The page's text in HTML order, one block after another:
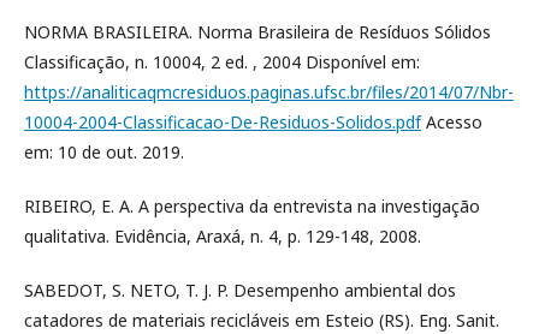
NORMA BRASILEIRA. Norma Brasileira de Resíduos Sólidos
Classificação, n. 10004, 2 ed. , 2004 Disponível em:
https://analiticaqmcresiduos.paginas.ufsc.br/files/2014/07/Nbr-
10004-2004-Classificacao-De-Residuos-Solidos.pdfAcesso
em: 10 de out. 2019.
RIBEIRO, E. A. A perspectiva da entrevista na investigação
qualitativa. Evidência, Araxá, n. 4, p. 129-148, 2008.
SABEDOT, S. NETO, T. J. P. Desempenho ambiental dos
catadores de materiais recicláveis em Esteio (RS). Eng. Sanit.